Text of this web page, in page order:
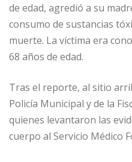
de edad, agredió a su
consumo de sustancias
muerte. La víctima era
68 años de edad.
Tras el reporte, al sitio
Policía Municipal y de la
quienes levantaron las
cuerpo al Servicio Médico